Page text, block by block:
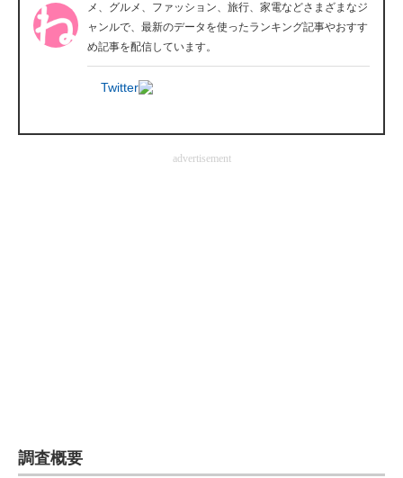
製造業のIT導入・活用を支援
電子設計の基本と応用
メ、グルメ、ファッション、旅行、家電などさまざまなジ
ャンルで、最新のデータを使ったランキング記事やおすす
め記事を配信しています。
Twitter
advertisement
調査概要